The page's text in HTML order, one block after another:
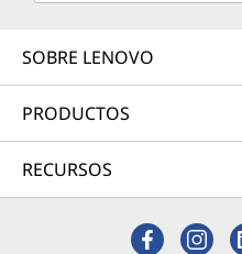
SOBRE LENOVO
PRODUCTOS
RECURSOS